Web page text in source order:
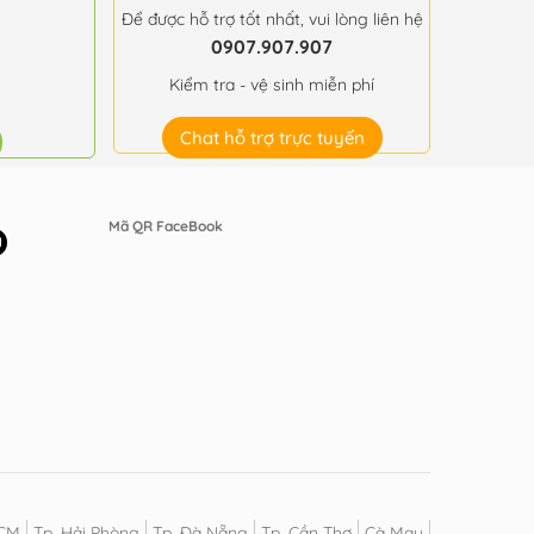
Để được hỗ trợ tốt nhất, vui lòng liên hệ
0907.907.907
Kiểm tra - vệ sinh miễn phí
Chat hỗ trợ trực tuyến
Mã QR FaceBook